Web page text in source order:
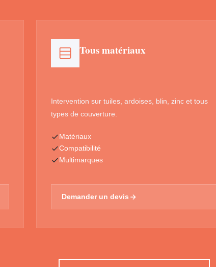
Tous matériaux
Intervention sur tuiles, ardoises, blin, zinc et tous
types de couverture.
Matériaux
Compatibilité
Multimarques
Demander un devis